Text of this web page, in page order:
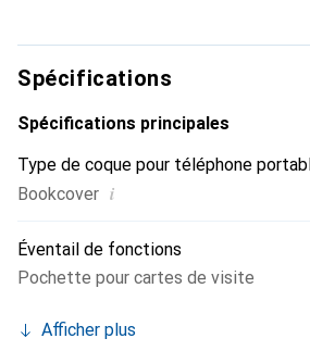
marque Noreve est un choix sûr pour
exigeante.
Spécifications
Spécifications principales
Type de coque pour téléphone
Bookcover i
Éventail de fonctions
Pochette pour cartes de visite
Afficher plus